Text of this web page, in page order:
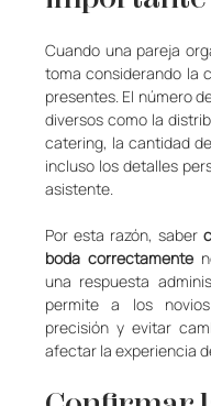
Cuando una pareja
toma considerando la
presentes. El número
diversos como la
catering, la cantidad
incluso los detalles
asistente.
Por esta razón, saber
boda correctamente
una respuesta
permite a los
precisión y evitar
afectar la experiencia